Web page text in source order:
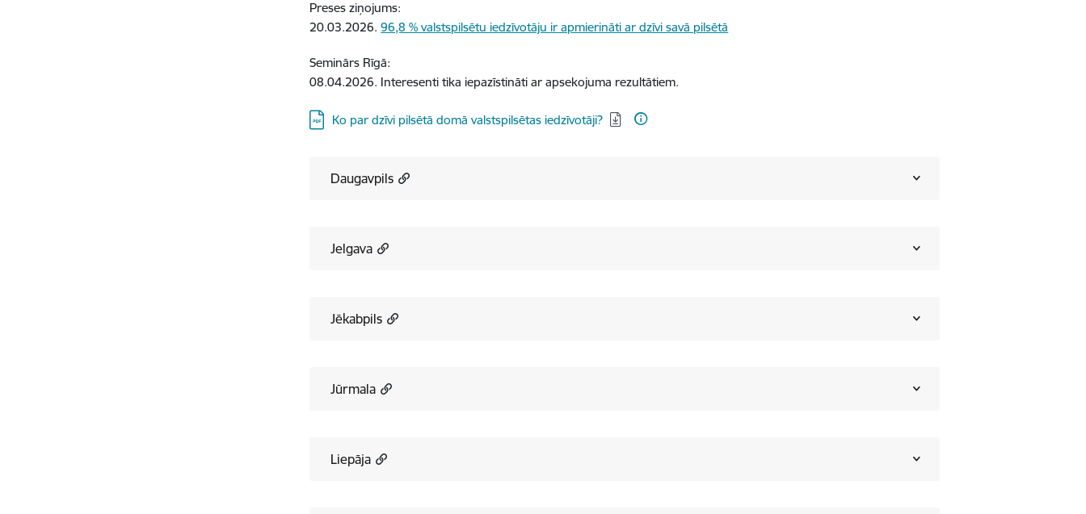
Preses ziņojums:
20.03.2026.96,8 % valstspilsētu iedzīvotāju ir apmierināti ar dzīvi savā pilsētā
Seminārs Rīgā:
08.04.2026. Interesenti tika iepazīstināti ar apsekojuma rezultātiem.
Lejupielādēt:
Ko par dzīvi pilsētā domā valstspilsētas iedzīvotāji?
Daugavpils
Jelgava
Jēkabpils
Jūrmala
Liepāja